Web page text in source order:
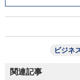
ビジネ
関連記事